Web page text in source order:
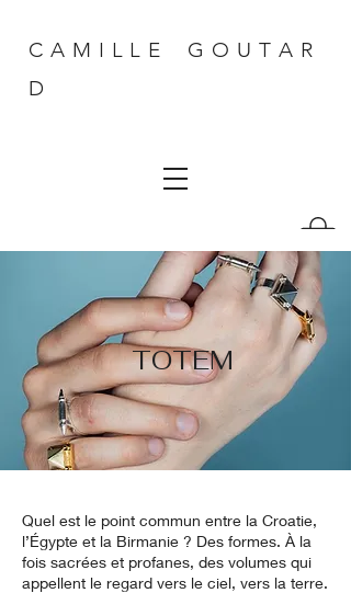
C A M I L L E G O U T A R
D
TOTEM
Quel est le point commun entre la Croatie,
l’Égypte et la Birmanie ? Des formes. À la
fois sacrées et profanes, des volumes qui
appellent le regard vers le ciel, vers la terre.